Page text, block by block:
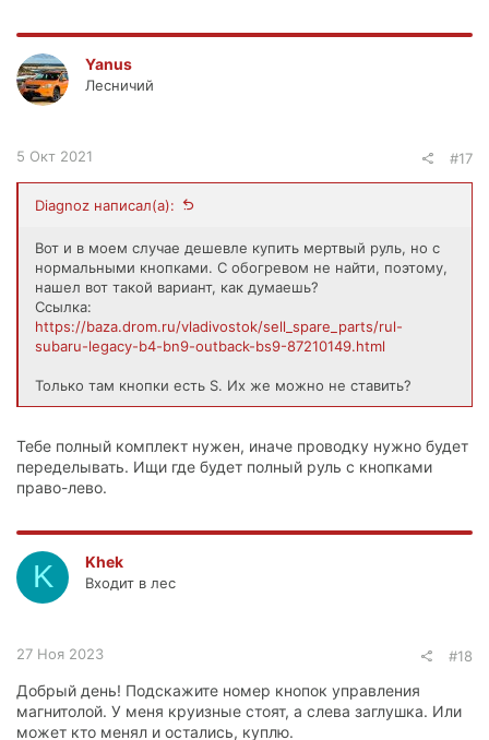
Yanus
Лесничий
5 Окт 2021 #17
Diagnoz написал(а):
Вот и в моем случае дешевле купить мертвый руль, но с
нормальными кнопками. С обогревом не найти, поэтому,
нашел вот такой вариант, как думаешь?
Ссылка:
https://baza.drom.ru/vladivostok/sell_spare_parts/rul-
subaru-legacy-b4-bn9-outback-bs9-87210149.html
Только там кнопки есть S. Их же можно не ставить?
Тебе полный комплект нужен, иначе проводку нужно будет
переделывать. Ищи где будет полный руль с кнопками
право-лево.
K Khek
Входит в лес
27 Ноя 2023 #18
Добрый день! Подскажите номер кнопок управления
магнитолой. У меня круизные стоят, а слева заглушка. Или
может кто менял и остались, куплю.